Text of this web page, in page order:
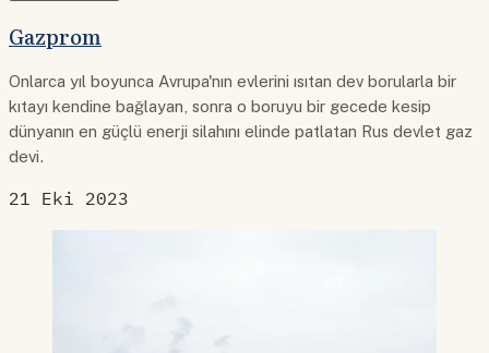
Gazprom
Onlarca yıl boyunca Avrupa'nın evlerini ısıtan dev borularla bir
kıtayı kendine bağlayan, sonra o boruyu bir gecede kesip
dünyanın en güçlü enerji silahını elinde patlatan Rus devlet gaz
devi.
21 Eki 2023